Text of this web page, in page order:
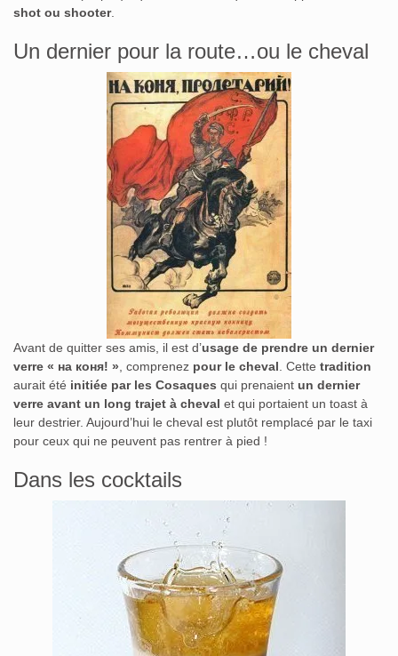
shot ou shooter.
Un dernier pour la route…ou le cheval
Avant de quitter ses amis, il est d’usage de prendre un dernier
verre « на коня! » , comprenez pour le cheval . Cette tradition
aurait été initiée par les Cosaques qui prenaient un dernier
verre avant un long trajet à cheval et qui portaient un toast à
leur destrier. Aujourd’hui le cheval est plutôt remplacé par le taxi
pour ceux qui ne peuvent pas rentrer à pied !
Dans les cocktails